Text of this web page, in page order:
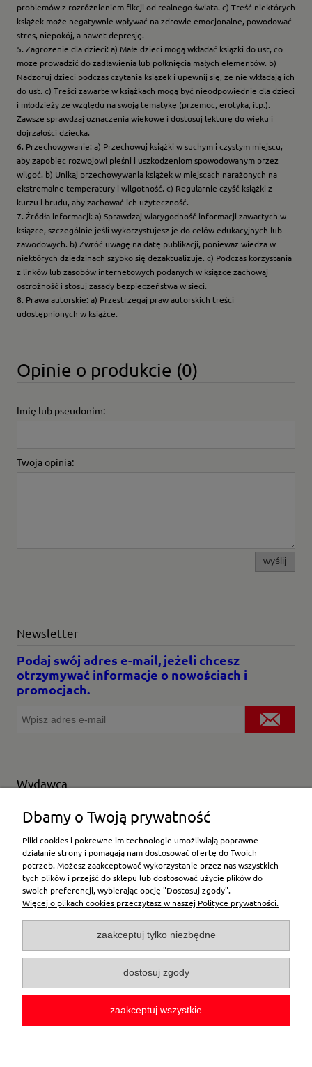
problemów z rozróżnieniem fikcji od realnego świata. c) Treść niektórych
książek może negatywnie wpływać na zdrowie emocjonalne, powodować
stres, niepokój, a nawet depresję.
5. Zagrożenie dla dzieci: a) Małe dzieci mogą wkładać książki do ust, co
może prowadzić do zadławienia lub połknięcia małych elementów. b)
Nadzoruj dzieci podczas czytania książek i upewnij się, że nie wkładają ich
do ust. c) Treści zawarte w książkach mogą być nieodpowiednie dla dzieci
i młodzieży ze względu na swoją tematykę (przemoc, erotyka, itp.).
Zawsze sprawdzaj oznaczenia wiekowe i dostosuj lekturę do wieku i
dojrzałości dziecka.
6. Przechowywanie: a) Przechowuj książki w suchym i czystym miejscu,
aby zapobiec rozwojowi pleśni i uszkodzeniom spowodowanym przez
wilgoć. b) Unikaj przechowywania książek w miejscach narażonych na
ekstremalne temperatury i wilgotność. c) Regularnie czyść książki z
kurzu i brudu, aby zachować ich użyteczność.
7. Źródła informacji: a) Sprawdzaj wiarygodność informacji zawartych w
książce, szczególnie jeśli wykorzystujesz je do celów edukacyjnych lub
zawodowych. b) Zwróć uwagę na datę publikacji, ponieważ wiedza w
niektórych dziedzinach szybko się dezaktualizuje. c) Podczas korzystania
z linków lub zasobów internetowych podanych w książce zachowaj
ostrożność i stosuj zasady bezpieczeństwa w sieci.
8. Prawa autorskie: a) Przestrzegaj praw autorskich treści
udostępnionych w książce.
Opinie o produkcie (0)
Imię lub pseudonim:
Twoja opinia:
wyślij
Newsletter
Podaj swój adres e-mail, jeżeli chcesz
otrzymywać informacje o nowościach i
promocjach.
Wydawca
Wybierz producenta
Moje konto
Płatności i dostawa
Pomoc
O firmie
Dbamy o Twoją prywatność
Pliki cookies i pokrewne im technologie umożliwiają poprawne
działanie strony i pomagają nam dostosować ofertę do Twoich
potrzeb. Możesz zaakceptować wykorzystanie przez nas wszystkich
tych plików i przejść do sklepu lub dostosować użycie plików do
swoich preferencji, wybierając opcję "Dostosuj zgody".
Więcej o plikach cookies przeczytasz w naszej Polityce prywatności.
zaakceptuj tylko niezbędne
dostosuj zgody
zaakceptuj wszystkie